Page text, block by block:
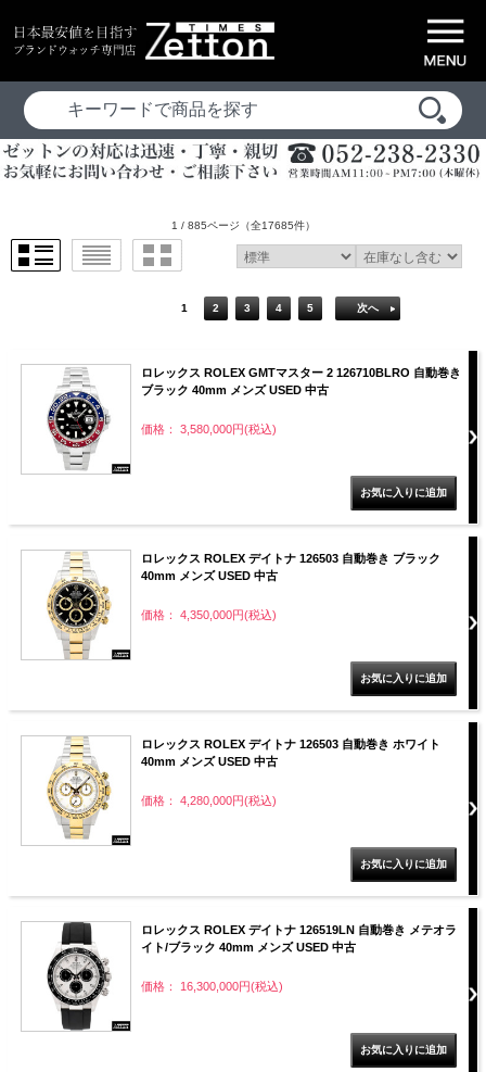
1 / 885ページ （全17685件）
1 2 3 4 5 次へ
ロレックス ROLEX GMTマスター 2 126710BLRO 自動巻き
ブラック 40mm メンズ USED 中古
価格： 3,580,000円(税込)
ロレックス ROLEX デイトナ 126503 自動巻き ブラック
40mm メンズ USED 中古
価格： 4,350,000円(税込)
ロレックス ROLEX デイトナ 126503 自動巻き ホワイト
40mm メンズ USED 中古
価格： 4,280,000円(税込)
ロレックス ROLEX デイトナ 126519LN 自動巻き メテオラ
イト/ブラック 40mm メンズ USED 中古
価格： 16,300,000円(税込)